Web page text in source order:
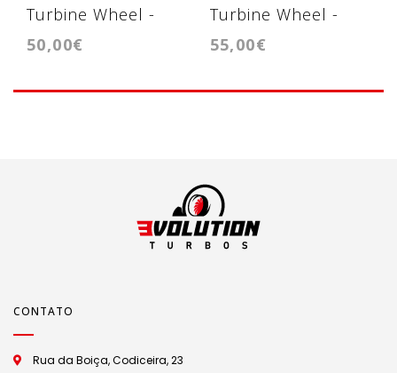
Turbine Wheel -
Turbina GT1646V
50,00€
Turbine Wheel -
Turbina GT2052V
55,00€
CONTATO
Rua da Boiça, Codiceira, 23